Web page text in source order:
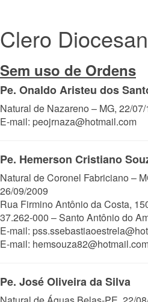
Clero
Sem uso de Ordens
Pe. Onaldo Aristeu dos
Natural de Nazareno – MG, 22/
E-mail: peojrnaza@hotmail.com
Pe. Hemerson Cristiano
Natural de Coronel Fabriciano –
26/09/2009
Rua Firmino Antônio da Costa,
37.262-000 – Santo Antônio do
E-mail:
E-mail:
Pe. José Oliveira da Silva